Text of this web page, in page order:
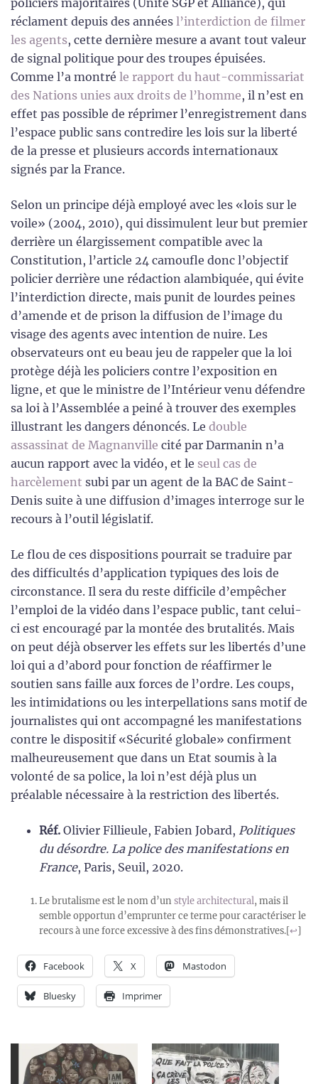
policiers majoritaires (Unité SGP et Alliance), qui
réclament depuis des années l’interdiction de filmer
les agents, cette dernière mesure a avant tout valeur
de signal politique pour des troupes épuisées.
Comme l’a montré le rapport du haut-commissariat
des Nations unies aux droits de l’homme, il n’est en
effet pas possible de réprimer l’enregistrement dans
l’espace public sans contredire les lois sur la liberté
de la presse et plusieurs accords internationaux
signés par la France.
Selon un principe déjà employé avec les «lois sur le
voile» (2004, 2010), qui dissimulent leur but premier
derrière un élargissement compatible avec la
Constitution, l’article 24 camoufle donc l’objectif
policier derrière une rédaction alambiquée, qui évite
l’interdiction directe, mais punit de lourdes peines
d’amende et de prison la diffusion de l’image du
visage des agents avec intention de nuire. Les
observateurs ont eu beau jeu de rappeler que la loi
protège déjà les policiers contre l’exposition en
ligne, et que le ministre de l’Intérieur venu défendre
sa loi à l’Assemblée a peiné à trouver des exemples
illustrant les dangers dénoncés. Le double
assassinat de Magnanville cité par Darmanin n’a
aucun rapport avec la vidéo, et le seul cas de
harcèlement subi par un agent de la BAC de Saint-
Denis suite à une diffusion d’images interroge sur le
recours à l’outil législatif.
Le flou de ces dispositions pourrait se traduire par
des difficultés d’application typiques des lois de
circonstance. Il sera du reste difficile d’empêcher
l’emploi de la vidéo dans l’espace public, tant celui-
ci est encouragé par la montée des brutalités. Mais
on peut déjà observer les effets sur les libertés d’une
loi qui a d’abord pour fonction de réaffirmer le
soutien sans faille aux forces de l’ordre. Les coups,
les intimidations ou les interpellations sans motif de
journalistes qui ont accompagné les manifestations
contre le dispositif «Sécurité globale» confirment
malheureusement que dans un Etat soumis à la
volonté de sa police, la loi n’est déjà plus un
préalable nécessaire à la restriction des libertés.
Réf. Olivier Fillieule, Fabien Jobard, Politiques
du désordre. La police des manifestations en
France, Paris, Seuil, 2020.
Le brutalisme est le nom d’un style architectural, mais il
semble opportun d’emprunter ce terme pour caractériser le
recours à une force excessive à des fins démonstratives.[↩]
Facebook X Mastodon
Bluesky Imprimer